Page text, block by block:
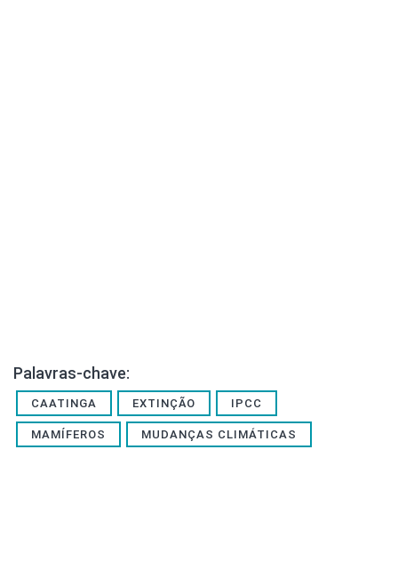
Palavras-chave:
CAATINGA EXTINÇÃO IPCC
MAMÍFEROS MUDANÇAS CLIMÁTICAS